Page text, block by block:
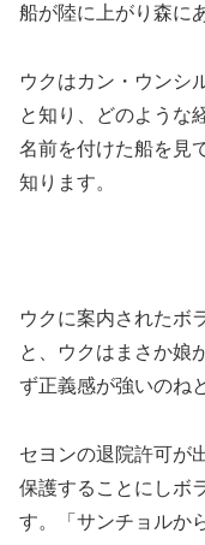
船が陸に上がり森に
ウクはカン・ウンシ
と知り、どのような
名前を付けた船を見
知ります。
ウクに案内されたボ
と、ウクはまさか娘
ず正義感が強いのね
セヨンの退院許可が
保護することにしボ
す。「サンチョルか